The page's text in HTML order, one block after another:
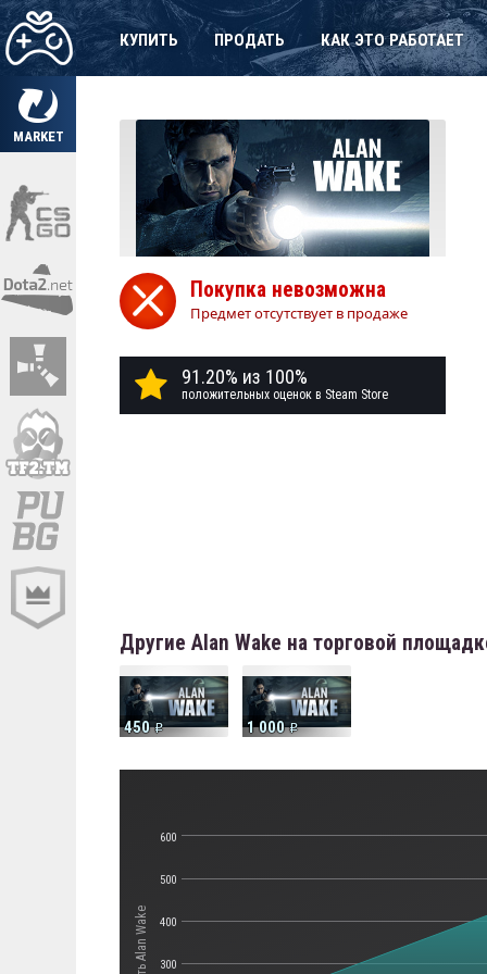
MARKET
КУПИТЬ ПРОДАТЬ КАК ЭТО РАБОТАЕТ
Покупка невозможна
Предмет отсутствует в продаже
91.20% из 100%
положительных оценок в Steam Store
Другие Alan Wake на торговой
450 1 000
300
400
500
600